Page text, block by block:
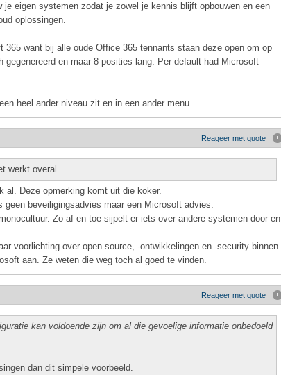
eigen systemen zodat je zowel je kennis blijft opbouwen en een
oplossingen.
want bij alle oude Office 365 tennants staan deze open om op
en maar 8 posities lang. Per default had Microsoft
heel ander niveau zit en in een ander menu.
Reageer met quote
werkt overal
al. Deze opmerking komt uit die koker.
beveiligingsadvies maar een Microsoft advies.
Zo af en toe sijpelt er iets over andere systemen door en
voorlichting over open source, -ontwikkelingen en -security binnen
aan. Ze weten die weg toch al goed te vinden.
Reageer met quote
kan voldoende zijn om al die gevoelige informatie onbedoeld
dan dit simpele voorbeeld.